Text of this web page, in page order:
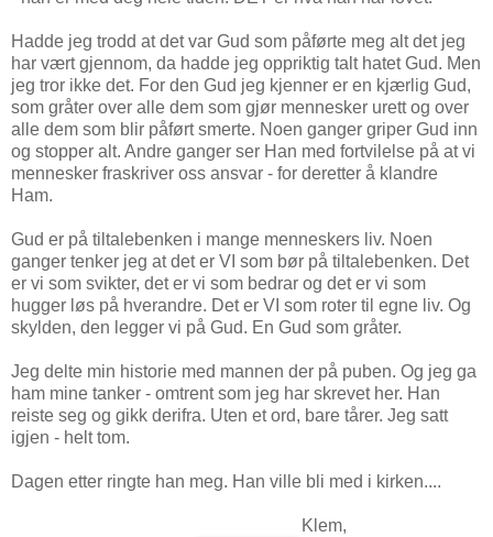
Hadde jeg trodd at det var Gud som påførte meg alt det jeg
har vært gjennom, da hadde jeg oppriktig talt hatet Gud. Men
jeg tror ikke det. For den Gud jeg kjenner er en kjærlig Gud,
som gråter over alle dem som gjør mennesker urett og over
alle dem som blir påført smerte. Noen ganger griper Gud inn
og stopper alt. Andre ganger ser Han med fortvilelse på at vi
mennesker fraskriver oss ansvar - for deretter å klandre
Ham.
Gud er på tiltalebenken i mange menneskers liv. Noen
ganger tenker jeg at det er VI som bør på tiltalebenken. Det
er vi som svikter, det er vi som bedrar og det er vi som
hugger løs på hverandre. Det er VI som roter til egne liv. Og
skylden, den legger vi på Gud. En Gud som gråter.
Jeg delte min historie med mannen der på puben. Og jeg ga
ham mine tanker - omtrent som jeg har skrevet her. Han
reiste seg og gikk derifra. Uten et ord, bare tårer. Jeg satt
igjen - helt tom.
Dagen etter ringte han meg. Han ville bli med i kirken....
Klem,